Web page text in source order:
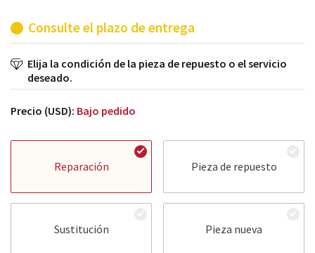
Consulte el plazo de entrega
Elija la condición de la pieza de repuesto o el servicio
deseado.
Precio (USD): Bajo pedido
Reparación Pieza de repuesto
Sustitución Pieza nueva